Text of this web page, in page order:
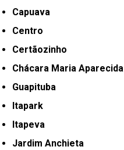
Capuava
Centro
Certãozinho
Chácara Maria Aparecida
Guapituba
Itapark
Itapeva
Jardim Anchieta